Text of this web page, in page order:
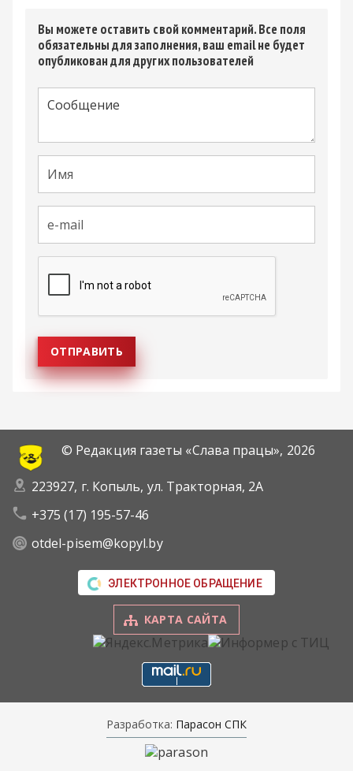
Вы можете оставить свой комментарий. Все поля
обязательны для заполнения, ваш email не будет
опубликован для других пользователей
© Редакция газеты «Слава працы», 2026
223927, г. Копыль, ул. Тракторная, 2А
+375 (17) 195-57-46
otdel-pisem@kopyl.by
ЭЛЕКТРОННОЕ ОБРАЩЕНИЕ
КАРТА САЙТА
Разработка: Парасон СПК